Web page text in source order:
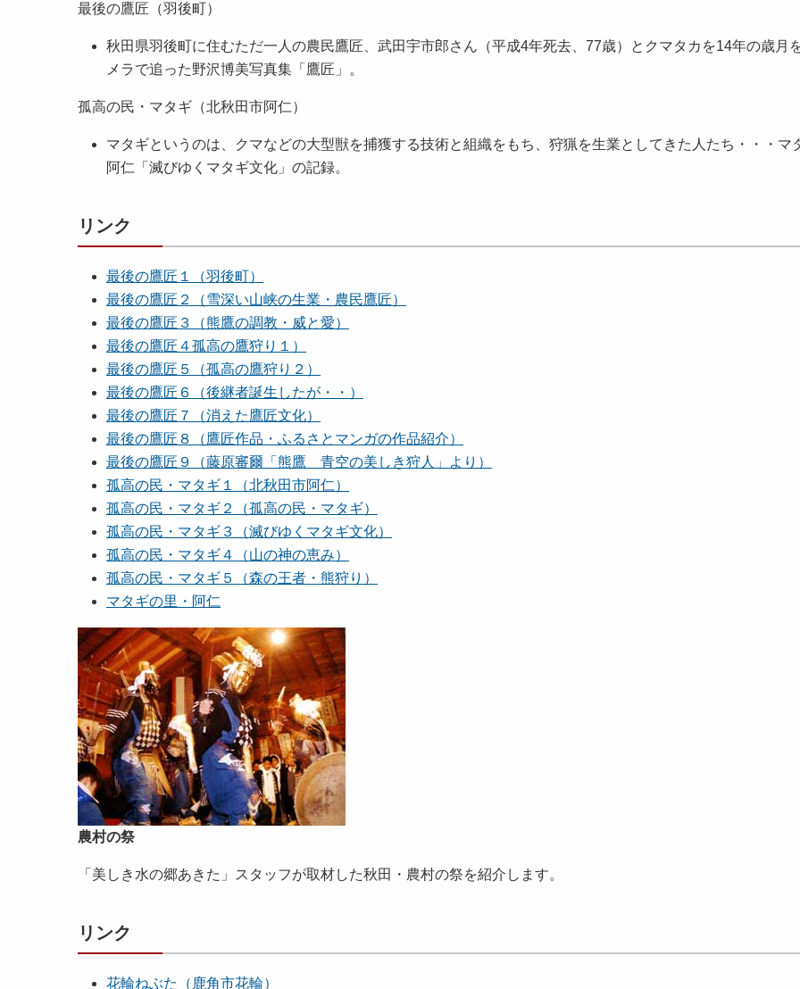
最後の鷹匠（羽後町）
秋田県羽後町に住むただ一人の農民鷹匠、武田宇市郎さん（平成4年死去、77歳）とクマタカを14年の歳月
メラで追った野沢博美写真集「鷹匠」。
孤高の民・マタギ（北秋田市阿仁）
マタギというのは、クマなどの大型獣を捕獲する技術と組織をもち、狩猟を生業としてきた人たち・・・マ
阿仁「滅びゆくマタギ文化」の記録。
リンク
最後の鷹匠１（羽後町）
最後の鷹匠２（雪深い山峡の生業・農民鷹匠）
最後の鷹匠３（熊鷹の調教・威と愛）
最後の鷹匠４孤高の鷹狩り１）
最後の鷹匠５（孤高の鷹狩り２）
最後の鷹匠６（後継者誕生したが・・）
最後の鷹匠７（消えた鷹匠文化）
最後の鷹匠８（鷹匠作品・ふるさとマンガの作品紹介）
最後の鷹匠９（藤原審爾「熊鷹 青空の美しき狩人」より）
孤高の民・マタギ１（北秋田市阿仁）
孤高の民・マタギ２（孤高の民・マタギ）
孤高の民・マタギ３（滅びゆくマタギ文化）
孤高の民・マタギ４（山の神の恵み）
孤高の民・マタギ５（森の王者・熊狩り）
マタギの里・阿仁
農村の祭
「美しき水の郷あきた」スタッフが取材した秋田・農村の祭を紹介します。
リンク
花輪ねぶた（鹿角市花輪）